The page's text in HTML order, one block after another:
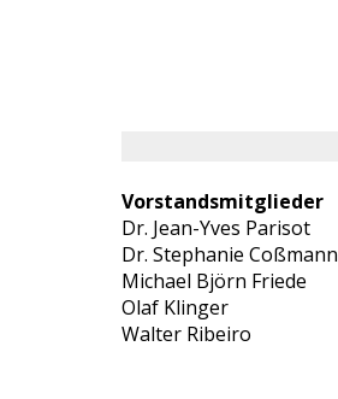
Vorstandsmitglieder
Dr. Jean-Yves Parisot
Dr. Stephanie Coßmann
Michael Björn Friede
Olaf Klinger
Walter Ribeiro